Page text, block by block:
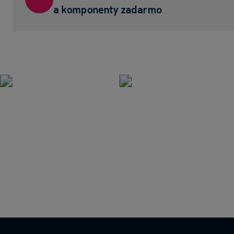
a komponenty zadarmo